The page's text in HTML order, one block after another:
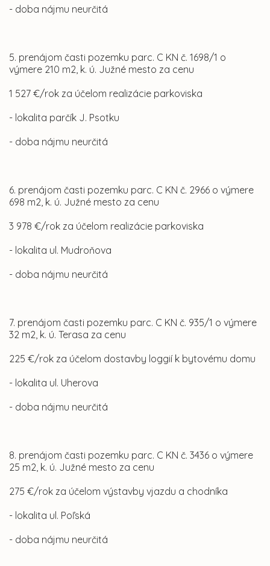
- doba nájmu neurčitá
5. prenájom časti pozemku parc. C KN č. 1698/1 o
výmere 210 m2, k. ú. Južné mesto za cenu
1 527 €/rok za účelom realizácie parkoviska
- lokalita parčík J. Psotku
- doba nájmu neurčitá
6. prenájom časti pozemku parc. C KN č. 2966 o výmere
698 m2, k. ú. Južné mesto za cenu
3 978 €/rok za účelom realizácie parkoviska
- lokalita ul. Mudroňova
- doba nájmu neurčitá
7. prenájom časti pozemku parc. C KN č. 935/1 o výmere
32 m2, k. ú. Terasa za cenu
225 €/rok za účelom dostavby loggií k bytovému domu
- lokalita ul. Uherova
- doba nájmu neurčitá
8. prenájom časti pozemku parc. C KN č. 3436 o výmere
25 m2, k. ú. Južné mesto za cenu
275 €/rok za účelom výstavby vjazdu a chodníka
- lokalita ul. Poľská
- doba nájmu neurčitá